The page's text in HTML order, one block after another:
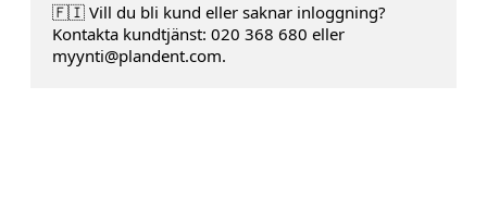
🇫🇮 Vill du bli kund eller saknar inloggning?
Kontakta kundtjänst: 020 368 680 eller
myynti@plandent.com.